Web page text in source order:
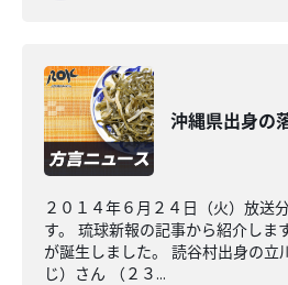
沖縄県出身の
２０１４年６月２４日（火）放送
す。 琉球新報の記事から紹介しま
が誕生しました。 読谷村出身の立
じ）さん （２３...